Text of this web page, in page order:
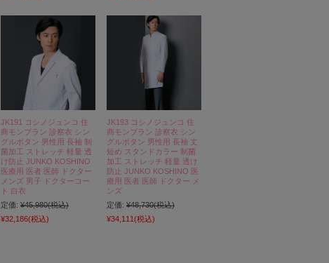
JK191 コシノジュンコ 住
商モンブラン 診察衣 シン
グルボタン 男性用 長袖 制
菌加工 ストレッチ 軽量 透
け防止 JUNKO KOSHINO
医療用 医者 医師 ドクター
メンズ 男子 ドクターコー
ト 白衣
定価: ¥45,980(税込)
¥32,186(税込)
JK193 コシノジュンコ 住
商モンブラン 診察衣 シン
グルボタン 男性用 長袖 丈
短め スタンドカラー 制菌
加工 ストレッチ 軽量 透け
防止 JUNKO KOSHINO 医
療用 医者 医師 ドクター メ
ンズ
定価: ¥48,730(税込)
¥34,111(税込)